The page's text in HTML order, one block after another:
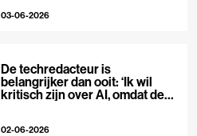
03-06-2026
De techredacteur is
belangrijker dan ooit: ‘Ik wil
kritisch zijn over AI, omdat de
02-06-2026